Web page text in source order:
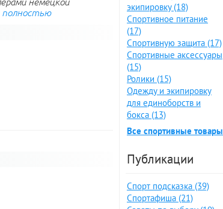
экипировку (18)
Спортивное питание
(17)
Спортивную защита (17)
Спортивные аксессуары
(15)
Ролики (15)
Одежду и экипировку
для единоборств и
бокса (13)
Все спортивные товары
Публикации
Спорт подсказка (39)
Спортафиша (21)